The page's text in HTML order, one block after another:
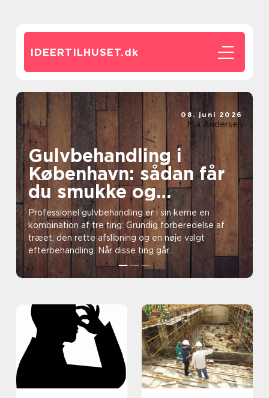
IDEERTILHUSET.dk
Gulvbehandling i
København: sådan får
du smukke og
holdbare trægulve
Professionel gulvbehandling er i sin kerne en
kombination af tre ting: Grundig forberedelse af
træet, den rette afslibning og en nøje valgt
efterbehandling. Når disse ting går...
08. juni 2026
Mia Andersen